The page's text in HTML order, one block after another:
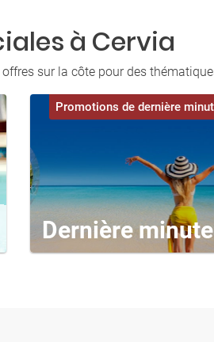
à Cervia
sur la côte pour des
Dernière minute
Promotions de dernière